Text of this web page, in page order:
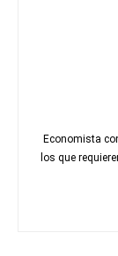
Economista
los que